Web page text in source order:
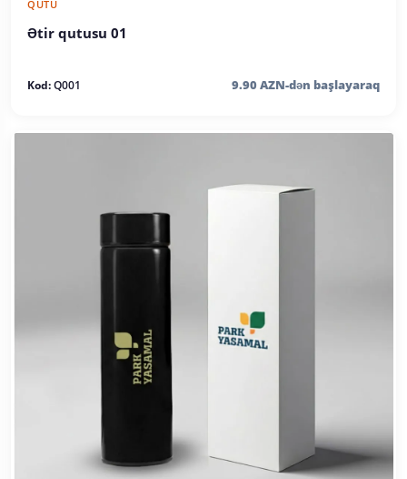
QUTU
Ətir qutusu 01
Kod:Q001 9.90 AZN-dən başlayaraq